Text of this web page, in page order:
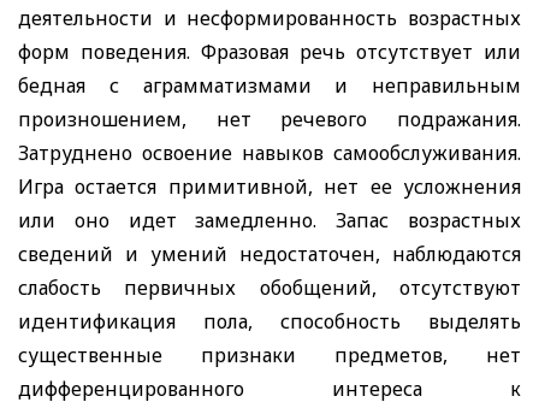
деятельности и несформированность возрастных
форм поведения. Фразовая речь отсутствует или
бедная с аграмматизмами и неправильным
произношением, нет речевого подражания.
Затруднено освоение навыков самообслуживания.
Игра остается примитивной, нет ее усложнения
или оно идет замедленно. Запас возрастных
сведений и умений недостаточен, наблюдаются
слабость первичных обобщений, отсутствуют
идентификация пола, способность выделять
существенные признаки предметов, нет
дифференцированного интереса к